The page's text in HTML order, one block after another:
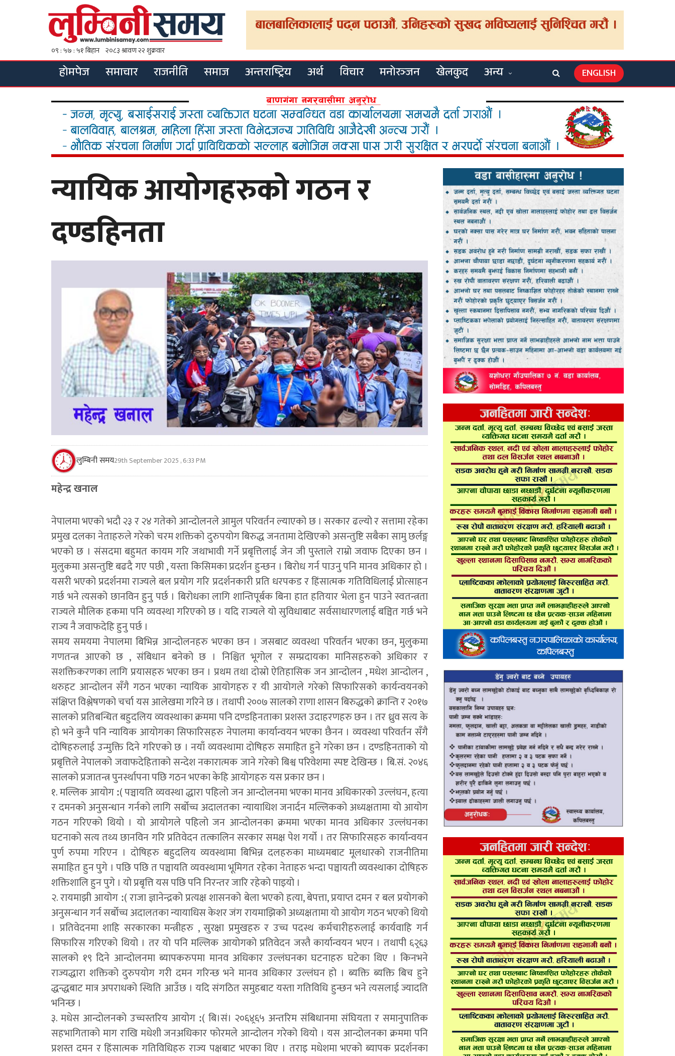
होमपेज समाचार राजनीति समाज अन्तराष्ट्रिय अर्थ विचार मनोरञ्जन खेलकुद अन्य ENGLISH
न्यायिक आयोगहरुको गठन र
दण्डहिनता
लुम्बिनी समय29th September 2025 , 6:33 PM
महेन्द्र खनाल
नेपालमा भएको भदौ २३ र २४ गतेको आन्दोलनले आमुल परिवर्तन ल्याएको छ । सरकार ढल्यो र सत्तामा रहेका
प्रमुख दलका नेताहरुले गरेको चरम शक्तिको दुरुपयोग बिरुद्ध जनतामा देखिएको असन्तुष्टि सबैका सामु छर्लङ्ग
भएको छ । संसदमा बहुमत कायम गरि जथाभावी गर्ने प्रबृत्तिलाई जेन जी पुस्ताले राम्रो जवाफ दिएका छन ।
मुलुकमा असन्तुष्टि बढदै गए पछी , यस्ता किसिमका प्रदर्शन हुन्छन । बिरोध गर्न पाउनु पनि मानव अधिकार हो ।
यसरी भएको प्रदर्शनमा राज्यले बल प्रयोग गरि प्रदर्शनकारी प्रति धरपकड र हिंसात्मक गतिविधिलाई प्रोत्साहन
गर्छ भने त्यसको छानविन हुनु पर्छ । बिरोधका लागि शान्तिपूर्बक बिना हात हतियार भेला हुन पाउने स्वतन्त्रता
राज्यले मौलिक हकमा पनि व्यवस्था गरिएको छ । यदि राज्यले यो सुविधाबाट सर्वसाधारणलाई बञ्चित गर्छ भने
राज्य नै जवाफदेहि हुनु पर्छ ।
समय समयमा नेपालमा बिभिन्न आन्दोलनहरु भएका छन । जसबाट व्यवस्था परिवर्तन भएका छन, मुलुकमा
गणतन्त्र आएको छ , संबिधान बनेको छ । निश्चित भूगोल र सम्प्रदायका मानिसहरुको अधिकार र
सशक्तिकरणका लागि प्रयासहरु भएका छन । प्रथम तथा दोस्रो ऐतिहासिक जन आन्दोलन , मधेश आन्दोलन ,
थरुहट आन्दोलन सँगै गठन भएका न्यायिक आयोगहरु र यी आयोगले गरेको सिफारिसको कार्यन्वयनको
संक्षिप्त विश्लेषणको चर्चा यस आलेखमा गरिने छ । तथापी २००७ सालको राणा शासन बिरुद्धको क्रान्ति र २०१७
सालको प्रतिबन्धित बहुदलिय व्यवस्थाका क्रममा पनि दण्डहिनताका प्रशस्त उदाहरणहरु छन । तर ध्रुव सत्य के
हो भने कुनै पनि न्यायिक आयोगका सिफारिसहरु नेपालमा कार्यान्वयन भएका छैनन । व्यवस्था परिवर्तन सँगै
दोषिहरुलाई उन्मुक्ति दिने गरिएको छ । नयाँ व्यवस्थामा दोषिहरु समाहित हुने गरेका छन । दण्डहिनताको यो
प्रबृत्तिले नेपालको जवाफदेहिताको सन्देश नकारात्मक जाने गरेको बिश्व परिवेशमा स्पष्ट देखिन्छ । बि.सं. २०४६
सालको प्रजातन्त्र पुनर्स्थापना पछि गठन भएका केहि आयोगहरु यस प्रकार छन ।
१. मल्लिक आयोग ꓽ( पञ्चायति व्यवस्था द्धारा पहिलो जन आन्दोलनमा भएका मानव अधिकारको उल्लंघन, हत्या
र दमनको अनुसन्धान गर्नको लागि सर्बोच्च अदालतका न्यायाधिश जनार्दन मल्लिकको अध्यक्षतामा यो आयोग
गठन गरिएको थियो । यो आयोगले पहिलो जन आन्दोलनका क्रममा भएका मानव अधिकार उल्लंघनका
घटनाको सत्य तथ्य छानविन गरि प्रतिवेदन तत्कालिन सरकार समक्ष पेश गर्यो । तर सिफारिसहरु कार्यान्वयन
पुर्ण रुपमा गरिएन । दोषिहरु बहुदलिय व्यवस्थामा बिभिन्न दलहरुका माध्यमबाट मूलधारको राजनीतिमा
समाहित हुन पुगे । पछि पछि त पञ्चायति व्यवस्थामा भूमिगत रहेका नेताहरु भन्दा पञ्चायती व्यवस्थाका दोषिहरु
शक्तिशालि हुन पुगे । यो प्रबृत्ति यस पछि पनि निरन्तर जारि रहेको पाइयो ।
२. रायमाझी आयोग ꓽ( राजा ज्ञानेन्द्रको प्रत्यक्ष शासनको बेला भएको हत्या, बेपत्ता, प्रयाप्त दमन र बल प्रयोगको
अनुसन्धान गर्न सर्बोच्च अदालतका न्यायाधिस केशर जंग रायमाझिको अध्यक्षतामा यो आयोग गठन भएको थियो
। प्रतिवेदनमा शाहि सरकारका मन्त्रीहरु , सुरक्षा प्रमुखहरु र उच्च पदस्थ कर्मचारीहरुलाई कार्यवाहि गर्न
सिफारिस गरिएको थियो । तर यो पनि मल्लिक आयोगको प्रतिवेदन जस्तै कार्यान्वयन भएन । तथापी ६२्र६३
सालको १९ दिने आन्दोलनमा ब्यापकरुपमा मानव अधिकार उल्लंघनका घटनाहरु घटेका थिए । किनभने
राज्यद्धारा शक्तिको दुरुपयोग गरी दमन गरिन्छ भने मानव अधिकार उल्लंघन हो । ब्यक्ति ब्यक्ति बिच हुने
द्धन्द्धबाट मात्र अपराधको स्थिति आउँछ । यदि संगठित समुहबाट यस्ता गतिविधि हुन्छन भने त्यसलाई ज्यादति
भनिन्छ ।
३. मधेस आन्दोलनको उच्चस्तरिय आयोग ꓽ( बि।सं। २०६४्र६५ अन्तरिम संबिधानमा संघियता र समानुपातिक
सहभागिताको माग राखि मधेशी जनअधिकार फोरमले आन्दोलन गरेको थियो । यस आन्दोलनका क्रममा पनि
प्रशस्त दमन र हिंसात्मक गतिविधिहरु राज्य पक्षबाट भएका थिए । तराइ मधेशमा भएको ब्यापक प्रदर्शनका